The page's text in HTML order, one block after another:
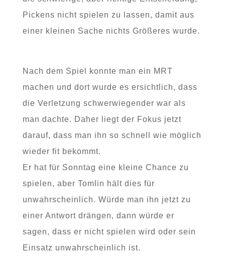
Pickens nicht spielen zu lassen, damit aus
einer kleinen Sache nichts Größeres wurde.
Nach dem Spiel konnte man ein MRT
machen und dort wurde es ersichtlich, dass
die Verletzung schwerwiegender war als
man dachte. Daher liegt der Fokus jetzt
darauf, dass man ihn so schnell wie möglich
wieder fit bekommt.
Er hat für Sonntag eine kleine Chance zu
spielen, aber Tomlin hält dies für
unwahrscheinlich. Würde man ihn jetzt zu
einer Antwort drängen, dann würde er
sagen, dass er nicht spielen wird oder sein
Einsatz unwahrscheinlich ist.